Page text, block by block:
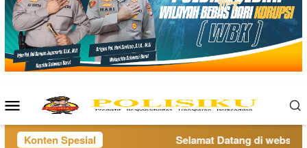
Menu
Mobile
Konten Spesial Selamat Datang di website